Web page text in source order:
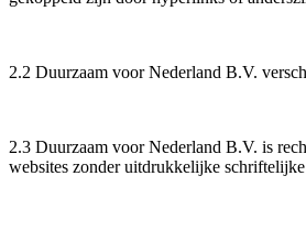
2.2 Duurzaam voor Nederland B.V.
2.3 Duurzaam voor Nederland B.V. is
websites zonder uitdrukkelijke